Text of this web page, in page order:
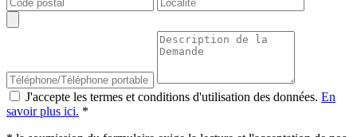
J'accepte les termes et conditions d'utilisation des données. En
savoir plus ici. *